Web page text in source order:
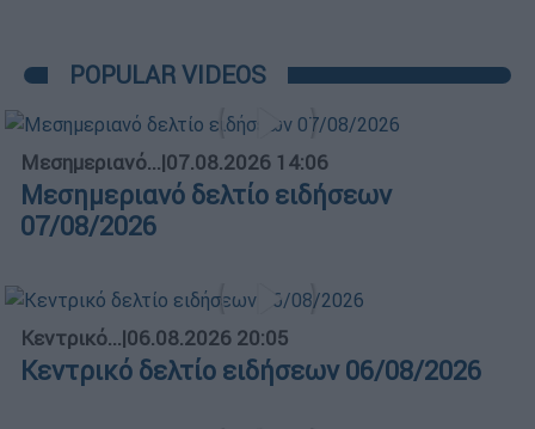
POPULAR VIDEOS
Μεσημεριανό...|07.08.2026 14:06
Μεσημεριανό δελτίο ειδήσεων
07/08/2026
Κεντρικό...|06.08.2026 20:05
Κεντρικό δελτίο ειδήσεων 06/08/2026